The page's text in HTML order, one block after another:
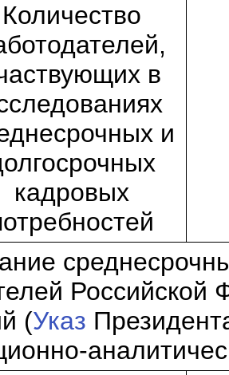
Количество
в
и
кадровых
(Указ